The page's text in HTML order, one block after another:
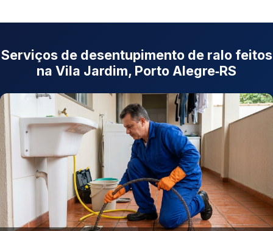
Serviços de desentupimento de ralo feitos
na Vila Jardim, Porto Alegre‑RS